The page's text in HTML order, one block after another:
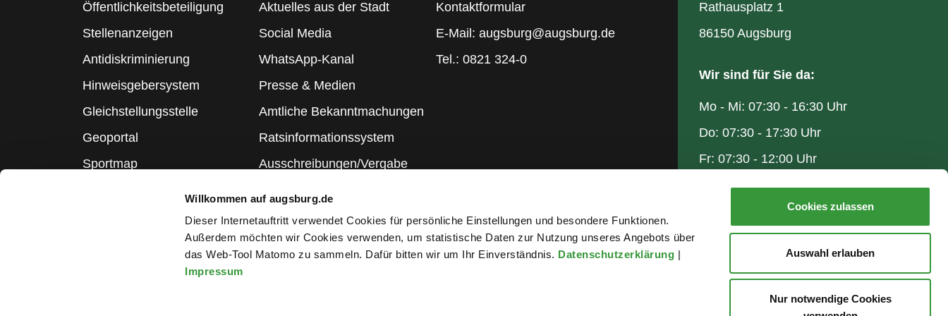
Willkommen auf augsburg.de
Dieser Internetauftritt verwendet Cookies für persönliche Einstellungen und besondere Funktionen.
Außerdem möchten wir Cookies verwenden, um statistische Daten zur Nutzung unseres Angebots über
das Web-Tool Matomo zu sammeln. Dafür bitten wir um Ihr Einverständnis. Datenschutzerklärung |
Impressum
Cookies zulassen
Auswahl erlauben
Nur notwendige Cookies
Öffentlichkeitsbeteiligung
Stellenanzeigen
Antidiskriminierung
Hinweisgebersystem
Gleichstellungsstelle
Geoportal
Sportmap
Aktuelles aus der Stadt
Social Media
WhatsApp-Kanal
Presse & Medien
Amtliche Bekanntmachungen
Ratsinformationssystem
Ausschreibungen/Vergabe
Kontaktformular
E-Mail: augsburg@augsburg.de
Tel.: 0821 324-0
Rathausplatz 1
86150 Augsburg
Wir sind für Sie da:
Mo - Mi: 07:30 - 16:30 Uhr
Do: 07:30 - 17:30 Uhr
Fr: 07:30 - 12:00 Uhr